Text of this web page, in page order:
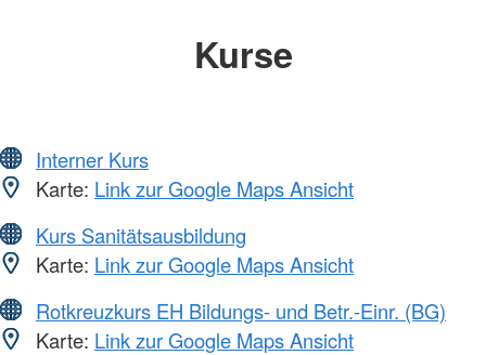
Kurse
Interner Kurs
Karte: Link zur Google Maps Ansicht
Kurs Sanitätsausbildung
Karte: Link zur Google Maps Ansicht
Rotkreuzkurs EH Bildungs- und Betr.-Einr. (BG)
Karte: Link zur Google Maps Ansicht